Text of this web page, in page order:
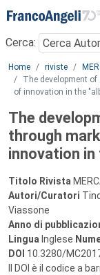
Menu
Cerca:
Main content
Home riviste
The development
of innovation in the
The
through
innovation
Titolo Rivista
Autori/Curatori
Viassone
Anno di
Lingua Inglese
DOI 10.3280/
Il DOI è il codice a